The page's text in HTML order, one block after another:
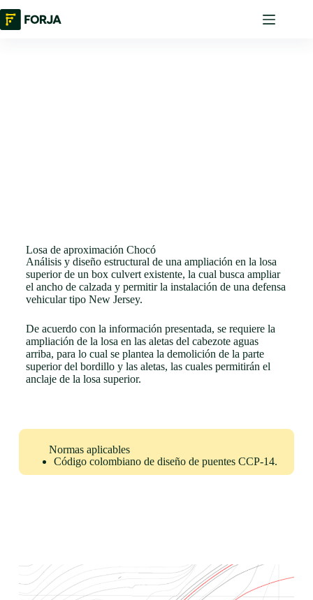
Losa de aproximación Chocó
Análisis y diseño estructural de una ampliación en la losa
superior de un box culvert existente, la cual busca ampliar
el ancho de calzada y permitir la instalación de una defensa
vehicular tipo New Jersey.
De acuerdo con la información presentada, se requiere la
ampliación de la losa en las aletas del cabezote aguas
arriba, para lo cual se plantea la demolición de la parte
superior del bordillo y las aletas, las cuales permitirán el
anclaje de la losa superior.
Normas aplicables
Código colombiano de diseño de puentes CCP-14.